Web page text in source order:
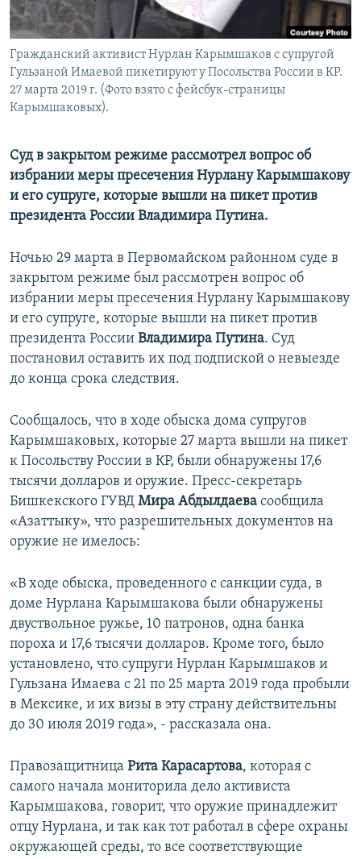
Гражданский активист Нурлан Карымшаков с супругой
Гульзаной Имаевой пикетируют у Посольства России в КР.
27 марта 2019 г. (Фото взято с фейсбук-страницы
Карымшаковых).
Суд в закрытом режиме рассмотрел вопрос об
избрании меры пресечения Нурлану Карымшакову
и его супруге, которые вышли на пикет против
президента России Владимира Путина.
Ночью 29 марта в Первомайском районном суде в
закрытом режиме был рассмотрен вопрос об
избрании меры пресечения Нурлану Карымшакову
и его супруге, которые вышли на пикет против
президента России Владимира Путина. Суд
постановил оставить их под подпиской о невыезде
до конца срока следствия.
Сообщалось, что в ходе обыска дома супругов
Карымшаковых, которые 27 марта вышли на пикет
к Посольству России в КР, были обнаружены 17,6
тысячи долларов и оружие. Пресс-секретарь
Бишкекского ГУВД Мира Абдылдаева сообщила
«Азаттыку», что разрешительных документов на
оружие не имелось:
«В ходе обыска, проведенного с санкции суда, в
доме Нурлана Карымшакова были обнаружены
двуствольное ружье, 10 патронов, одна банка
пороха и 17,6 тысячи долларов. Кроме того, было
установлено, что супруги Нурлан Карымшаков и
Гульзана Имаева с 21 по 25 марта 2019 года пробыли
в Мексике, и их визы в эту страну действительны
до 30 июля 2019 года», - рассказала она.
Правозащитница Рита Карасартова, которая с
самого начала мониторила дело активиста
Карымшакова, говорит, что оружие принадлежит
отцу Нурлана, и так как тот работал в сфере охраны
окружающей среды, то все соответствующие